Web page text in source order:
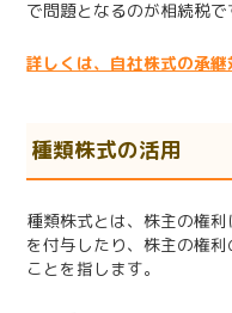
で問題となるのが相続税で
詳しくは、自社株式の承継
種類株式の活用
種類株式とは、株主の権
を付与したり、株主の権
ことを指します。